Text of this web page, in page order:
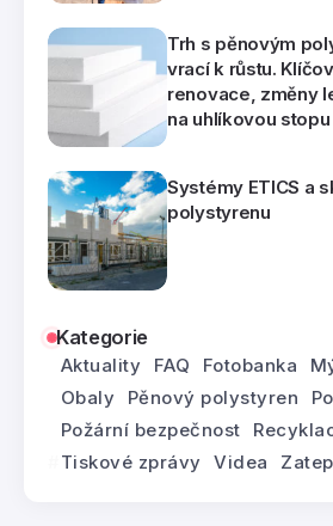
Trh s pěnovým
vrací k růstu.
renovace, změny
na uhlíkovou
Systémy ETICS a
polystyrenu
Kategorie
Aktuality FAQ Fotobanka
Obaly
Pěnový polystyren
Požární bezpečnost
Tiskové zprávy
Videa